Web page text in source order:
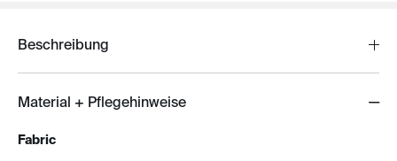
Beschreibung
Material + Pflegehinweise
Fabric